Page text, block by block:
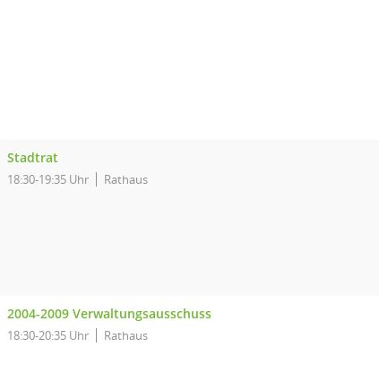
Stadtrat
18:30-19:35 Uhr Rathaus
2004-2009 Verwaltungsausschuss
18:30-20:35 Uhr Rathaus